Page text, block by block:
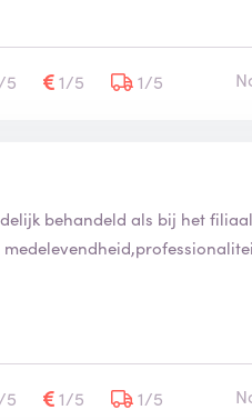
1/5 1/5
behandeld als bij het
1/5 1/5